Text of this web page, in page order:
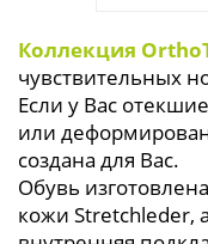
Коллекция
чувствительных
Если у Вас
или
создана для Вас.
Обувь
кожи Stretchleder,